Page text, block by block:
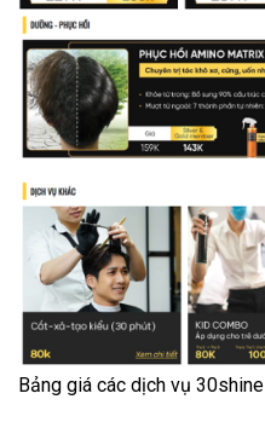
Bảng giá các dịch vụ 30shine